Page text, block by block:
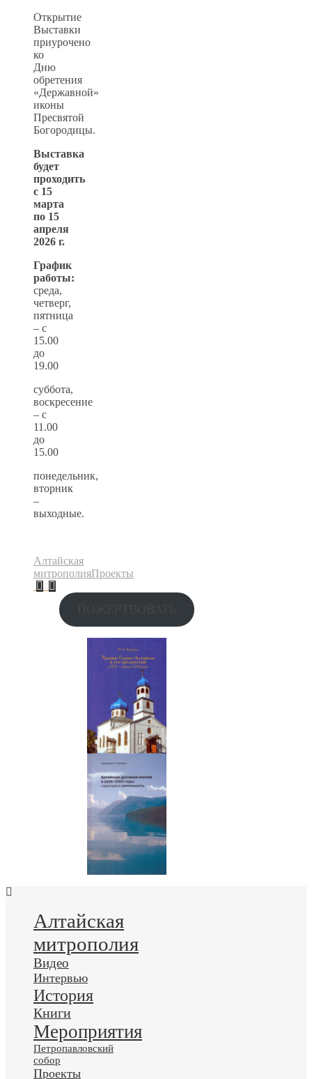
Открытие
Выставки
приурочено
ко
Дню
обретения
«Державной»
иконы
Пресвятой
Богородицы.
Выставка
будет
проходить
с 15
марта
по 15
апреля
2026 г.
График
работы:
среда,
четверг,
пятница
– с
15.00
до
19.00
суббота,
воскресение
– с
11.00
до
15.00
понедельник,
вторник
–
выходные.
Алтайская
митрополияПроекты
Алтайская
митрополия
Видео
Интервью
История
Книги
Мероприятия
Петропавловский
собор
Проекты